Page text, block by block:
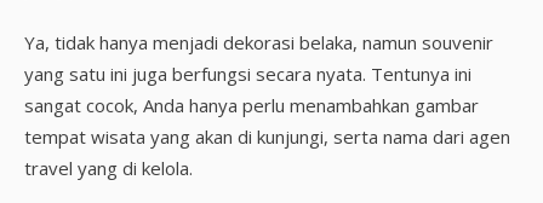
Ya, tidak hanya menjadi dekorasi belaka, namun souvenir
yang satu ini juga berfungsi secara nyata. Tentunya ini
sangat cocok, Anda hanya perlu menambahkan gambar
tempat wisata yang akan di kunjungi, serta nama dari agen
travel yang di kelola.